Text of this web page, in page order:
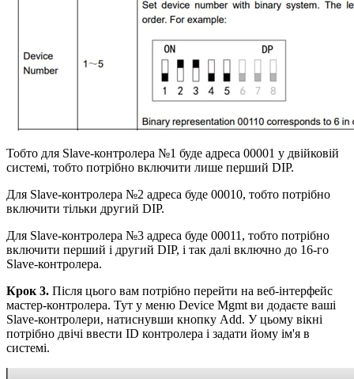
Тобто для Slave-контролера №1 буде адреса 00001 у двійковій
системі, тобто потрібно включити лише перший DIP.
Для Slave-контролера №2 адреса буде 00010, тобто потрібно
включити тільки другий DIP.
Для Slave-контролера №3 адреса буде 00011, тобто потрібно
включити перший і другий DIP, і так далі включно до 16-го
Slave-контролера.
Крок 3. Після цього вам потрібно перейти на веб-інтерфейс
мастер-контролера. Тут у меню Device Mgmt ви додаєте ваші
Slave-контролери, натиснувши кнопку Add. У цьому вікні
потрібно двічі ввести ID контролера і задати йому ім'я в
системі.